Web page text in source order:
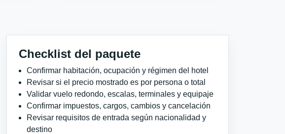
Checklist del paquete
Confirmar habitación, ocupación y régimen del hotel
Revisar si el precio mostrado es por persona o total
Validar vuelo redondo, escalas, terminales y equipaje
Confirmar impuestos, cargos, cambios y cancelación
Revisar requisitos de entrada según nacionalidad y
destino